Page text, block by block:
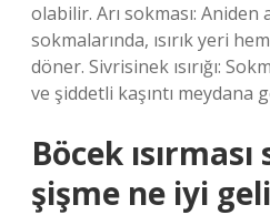
olabilir. Arı sokması: Aniden
sokmalarında, ısırık yeri
döner. Sivrisinek ısırığı:
ve şiddetli kaşıntı meydana
Böcek
şişme ne iyi